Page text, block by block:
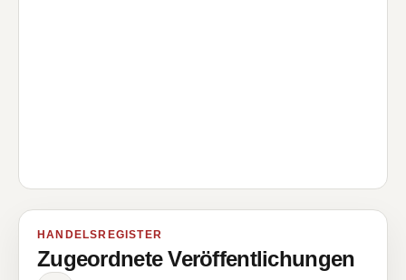
HANDELSREGISTER
Zugeordnete Veröffentlichungen